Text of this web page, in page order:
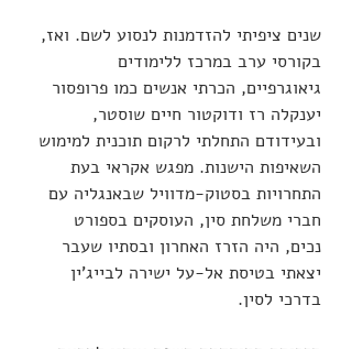
שנים ציפיתי להזדמנות לנסוע לשם. ואז,
בקורסי ערב במרכז ללימודים
גיאוגרפיים, הכרתי אנשים כמו פרופסור
יענקלה רז ודוקטור חיים שוסטר,
ובעידודם התחלתי לרקום תוכנית למימוש
השאיפות הישנות. מפגש אקראי בעת
התחרויות בסטוק-מדוויל שבאנגליה עם
חברי משלחת סין, העוסקים בספורט
נכים, היה הזרז האחרון ובסתיו שעבר
יצאתי בטיסת אל-על ישירה לבייג'ין
בדרכי לסין.